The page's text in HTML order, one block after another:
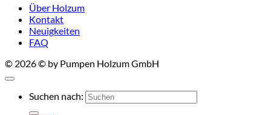
Über Holzum
Kontakt
Neuigkeiten
FAQ
© 2026 © by Pumpen Holzum GmbH
Suchen nach: